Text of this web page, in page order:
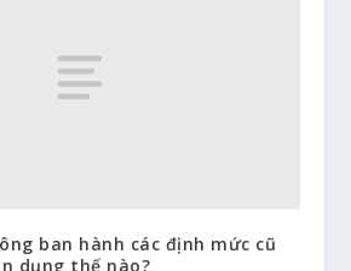
ban hành các định mức cũ
dụng thế nào?